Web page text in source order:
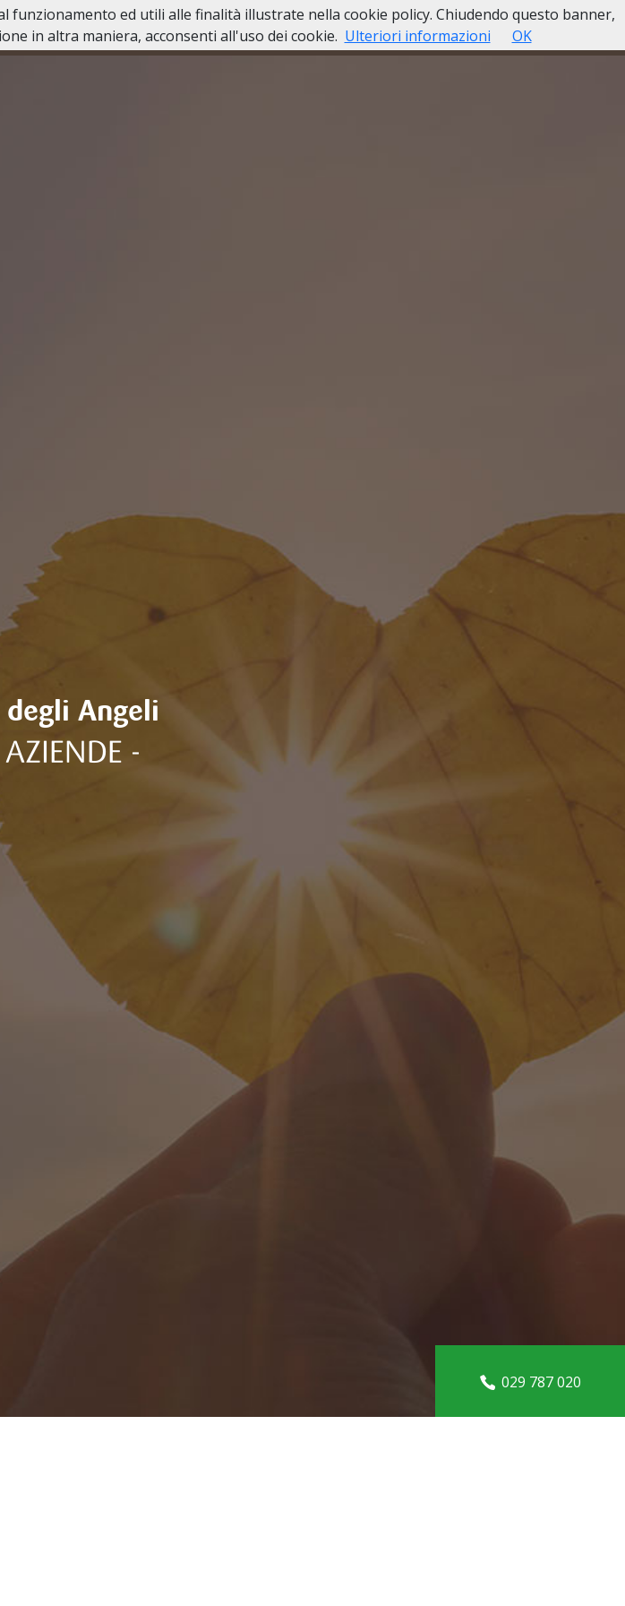
Angeli
-
029 787 020
ed utili alle finalità illustrate nella cookie policy. Chiudendo questo banner,
in altra maniera, acconsenti all'uso dei cookie. Ulteriori informazioni OK